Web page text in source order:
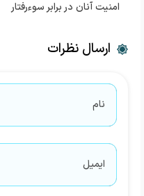
امنیت آنان در برابر سوء‌رفتار
ارسال نظرات